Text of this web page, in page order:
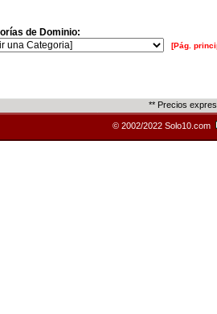
de Dominio:
[Pág.
** Precios
© 2002/2022 Solo10.com